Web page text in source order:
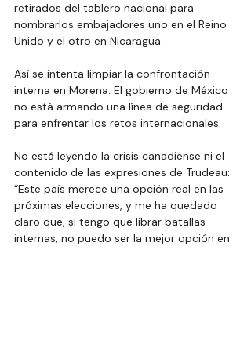
retirados del tablero nacional para
nombrarlos embajadores uno en el Reino
Unido y el otro en Nicaragua.
Así se intenta limpiar la confrontación
interna en Morena. El gobierno de México
no está armando una línea de seguridad
para enfrentar los retos internacionales.
No está leyendo la crisis canadiense ni el
contenido de las expresiones de Trudeau:
“Este país merece una opción real en las
próximas elecciones, y me ha quedado
claro que, si tengo que librar batallas
internas, no puedo ser la mejor opción en